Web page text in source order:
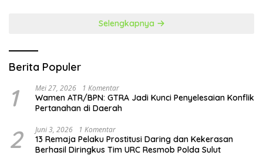
Selengkapnya
Berita Populer
1 Mei 27, 2026 1 Komentar
Wamen ATR/BPN: GTRA Jadi Kunci Penyelesaian Konflik
Pertanahan di Daerah
2 Juni 3, 2026 1 Komentar
13 Remaja Pelaku Prostitusi Daring dan Kekerasan
Berhasil Diringkus Tim URC Resmob Polda Sulut